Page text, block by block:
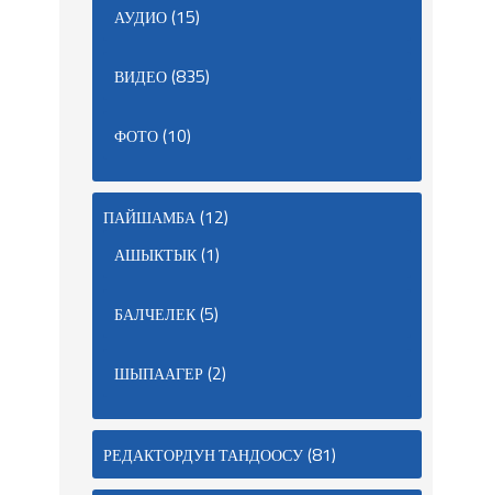
АУДИО(15)
ВИДЕО(835)
ФОТО(10)
ПАЙШАМБА(12)
АШЫКТЫК(1)
БАЛЧЕЛЕК(5)
ШЫПААГЕР(2)
РЕДАКТОРДУН ТАНДООСУ(81)